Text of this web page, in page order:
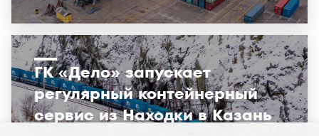
ГК «Дело» запускает
регулярный контейнерный
сервис из Находки в Казань